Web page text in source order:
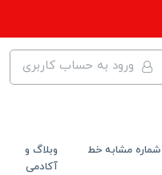
ورود به حساب کاربری
مشابه خط
وبلاگ و
آکادمی